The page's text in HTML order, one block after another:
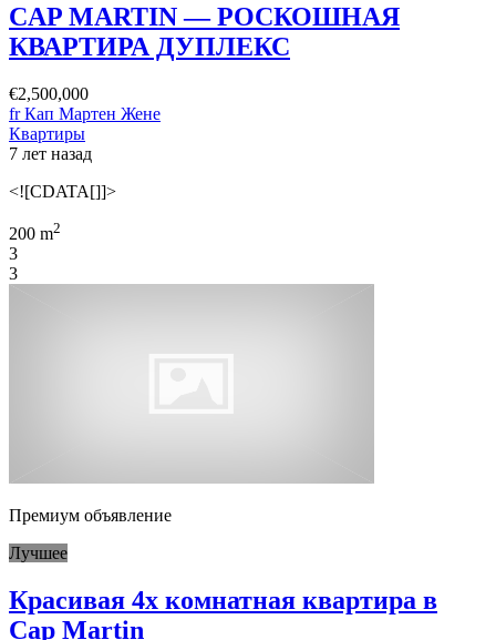
CAP MARTIN — РОСКОШНАЯ
КВАРТИРА ДУПЛЕКС
€2,500,000
fr Кап Мартен Жене
Квартиры
7 лет назад
<![CDATA[]]>
200 m2
3
3
Премиум объявление
Лучшее
Красивая 4х комнатная квартира в
Cap Martin